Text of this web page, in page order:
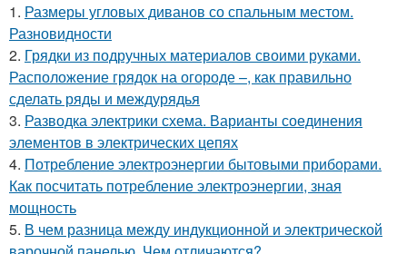
1. Размеры угловых диванов со спальным местом.
Разновидности
2. Грядки из подручных материалов своими руками.
Расположение грядок на огороде –, как правильно
сделать ряды и междурядья
3. Разводка электрики схема. Варианты соединения
элементов в электрических цепях
4. Потребление электроэнергии бытовыми приборами.
Как посчитать потребление электроэнергии, зная
мощность
5. В чем разница между индукционной и электрической